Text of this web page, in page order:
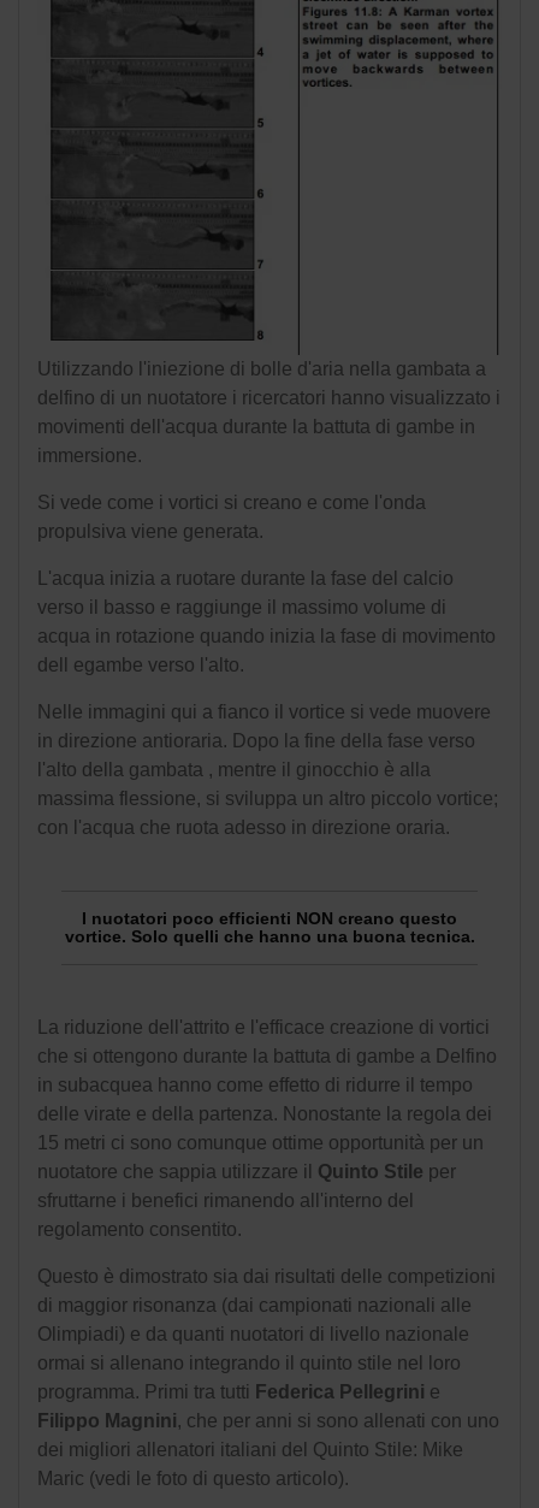
Utilizzando l'iniezione di bolle d'aria nella gambata a
delfino di un nuotatore i ricercatori hanno visualizzato i
movimenti dell'acqua durante la battuta di gambe in
immersione.
Si vede come i vortici si creano e come l'onda
propulsiva viene generata.
L'acqua inizia a ruotare durante la fase del calcio
verso il basso e raggiunge il massimo volume di
acqua in rotazione quando inizia la fase di movimento
dell egambe verso l'alto.
Nelle immagini qui a fianco il vortice si vede muovere
in direzione antioraria. Dopo la fine della fase verso
l'alto della gambata , mentre il ginocchio è alla
massima flessione, si sviluppa un altro piccolo vortice;
con l'acqua che ruota adesso in direzione oraria.
I nuotatori poco efficienti NON creano questo
vortice. Solo quelli che hanno una buona tecnica.
La riduzione dell'attrito e l'efficace creazione di vortici
che si ottengono durante la battuta di gambe a Delfino
in subacquea hanno come effetto di ridurre il tempo
delle virate e della partenza. Nonostante la regola dei
15 metri ci sono comunque ottime opportunità per un
nuotatore che sappia utilizzare il Quinto Stile per
sfruttarne i benefici rimanendo all'interno del
regolamento consentito.
Questo è dimostrato sia dai risultati delle competizioni
di maggior risonanza (dai campionati nazionali alle
Olimpiadi) e da quanti nuotatori di livello nazionale
ormai si allenano integrando il quinto stile nel loro
programma. Primi tra tutti Federica Pellegrini e
Filippo Magnini, che per anni si sono allenati con uno
dei migliori allenatori italiani del Quinto Stile: Mike
Maric (vedi le foto di questo articolo).